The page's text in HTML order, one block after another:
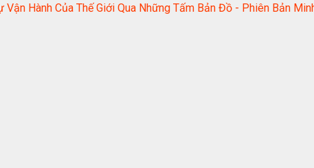
Vận Hành Của Thế Giới Qua Những Tấm Bản Đồ - Phiên Bản